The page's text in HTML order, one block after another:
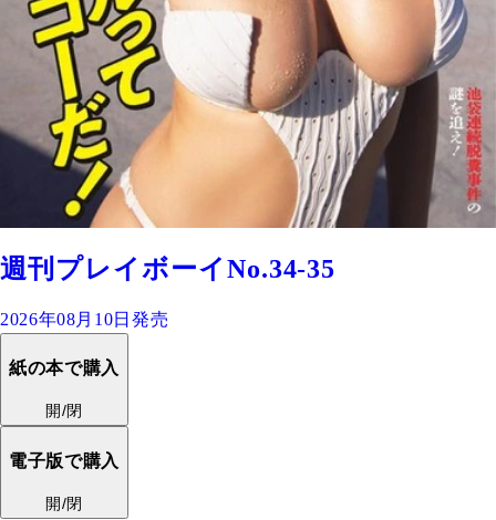
週刊プレイボーイNo.34-35
2026年08月10日発売
紙の本で購入
開/閉
電子版で購入
開/閉